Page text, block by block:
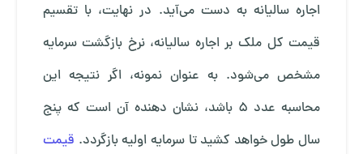
اجاره سالیانه به دست می‌آید. در نهایت، با تقسیم
قیمت کل ملک بر اجاره سالیانه، نرخ بازگشت سرمایه
مشخص می‌شود. به عنوان نمونه، اگر نتیجه این
محاسبه عدد ۵ باشد، نشان دهنده آن است که پنج
سال طول خواهد کشید تا سرمایه اولیه بازگردد. قیمت